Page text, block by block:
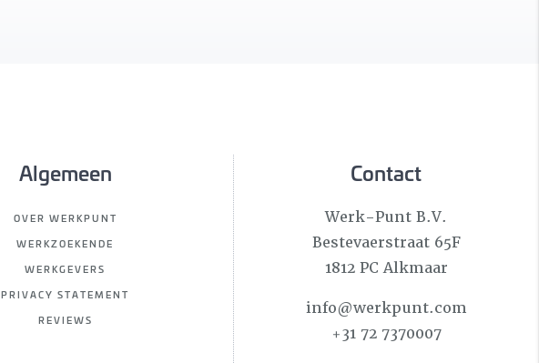
Algemeen
OVER WERKPUNT
WERKZOEKENDE
WERKGEVERS
PRIVACY STATEMENT
REVIEWS
Contact
Werk-Punt B.V.
Bestevaerstraat 65F
1812 PC Alkmaar
info@werkpunt.com
+31 72 7370007